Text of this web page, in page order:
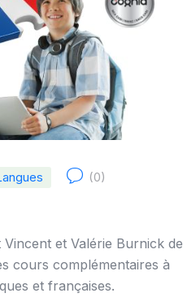
(0)
et Valérie Burnick de
cours complémentaires à
et françaises.